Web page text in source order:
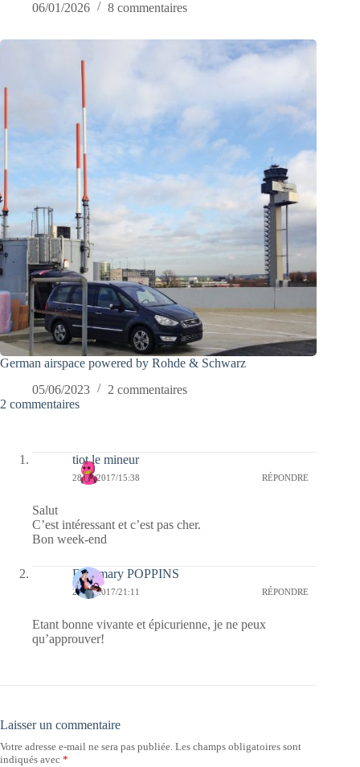
06/01/2026
8 commentaires
German airspace powered by Rohde & Schwarz
05/06/2023
2 commentaires
2 commentaires
tiot le mineur
28/04/2017/15:38 RÉPONDRE
Salut
C’est intéressant et c’est pas cher.
Bon week-end
Fabymary POPPINS
27/04/2017/21:11 RÉPONDRE
Etant bonne vivante et épicurienne, je ne peux
qu’approuver!
Laisser un commentaire
Votre adresse e-mail ne sera pas publiée. Les champs obligatoires sont
indiqués avec *